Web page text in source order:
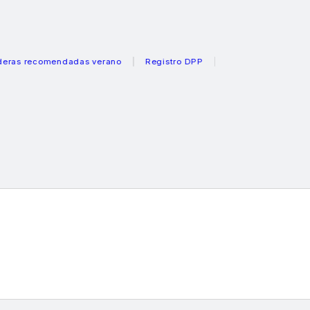
verano Registro DPP